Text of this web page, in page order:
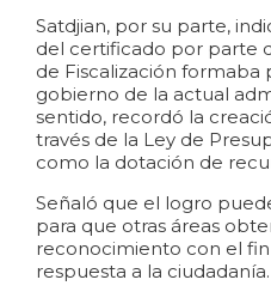
Satdjian, por su parte,
del certificado por parte
de Fiscalización
gobierno de la actual
sentido, recordó la
través de la Ley de
como la dotación de
Señaló que el logro
para que otras áreas
reconocimiento con el
respuesta a la ciudadanía.